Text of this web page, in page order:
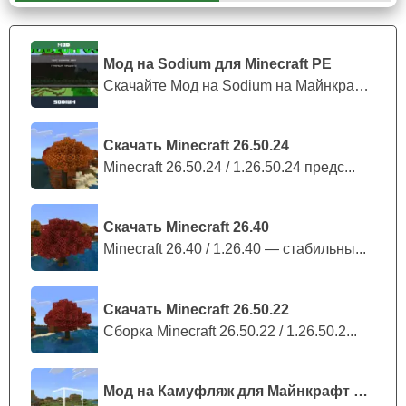
Мод на Sodium для Minecraft PE
Скачайте Мод на Sodium на Майнкрафт П...
Скачать Minecraft 26.50.24
Minecraft 26.50.24 / 1.26.50.24 предс...
Скачать Minecraft 26.40
Minecraft 26.40 / 1.26.40 — стабильны...
Скачать Minecraft 26.50.22
Сборка Minecraft 26.50.22 / 1.26.50.2...
Мод на Камуфляж для Майнкрафт ПЕ
Серный куб
В Майнкрафт 26.30 появился серный куб — новое
мирное существо, напоминающее слизня.
Оно обитает исключительно в серных пещерах и
обладает необычным поведением. Куб способен
поглощать различные блоки, изменяя свои свойства.
Например, шерсть делает его более лёгким, лёд
живую взрывчатку.
После гибели крупный серный куб разделяется на
вырасти во взрослую форму.
Новая музыка
Для исследования мира разработчики подготовили пять